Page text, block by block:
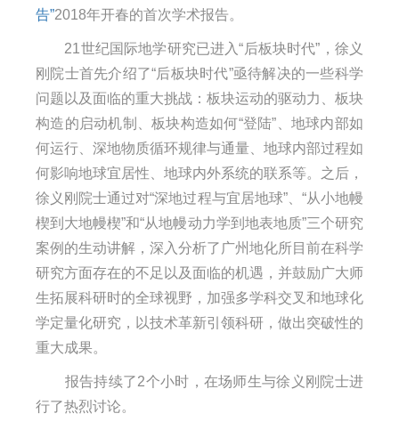
告”2018年开春的首次学术报告。
21世纪国际地学研究已进入“后板块时代”，徐义
刚院士首先介绍了“后板块时代”亟待解决的一些科学
问题以及面临的重大挑战：板块运动的驱动力、板块
构造的启动机制、板块构造如何“登陆”、地球内部如
何运行、深地物质循环规律与通量、地球内部过程如
何影响地球宜居性、地球内外系统的联系等。之后，
徐义刚院士通过对“深地过程与宜居地球”、“从小地幔
楔到大地幔楔”和“从地幔动力学到地表地质”三个研究
案例的生动讲解，深入分析了广州地化所目前在科学
研究方面存在的不足以及面临的机遇，并鼓励广大师
生拓展科研时的全球视野，加强多学科交叉和地球化
学定量化研究，以技术革新引领科研，做出突破性的
重大成果。
报告持续了2个小时，在场师生与徐义刚院士进
行了热烈讨论。